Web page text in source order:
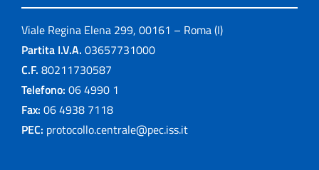
Viale Regina Elena 299, 00161 – Roma (I)
Partita I.V.A. 03657731000
C.F. 80211730587
Telefono: 06 4990 1
Fax: 06 4938 7118
PEC: protocollo.centrale@pec.iss.it